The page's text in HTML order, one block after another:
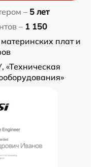
– 5 лет
– 1 150
плат и
«Техническая